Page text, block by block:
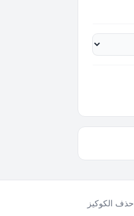
حذف الكوكيز